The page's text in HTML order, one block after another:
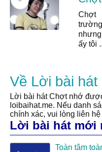
Chợt
ấy tôi
Về Lời bài
Lời bài hát Chợt nhớ
loibaihat.me. Nếu danh
chính xác, vui lòng liên
Lời bài hát mới
Toàn tâm